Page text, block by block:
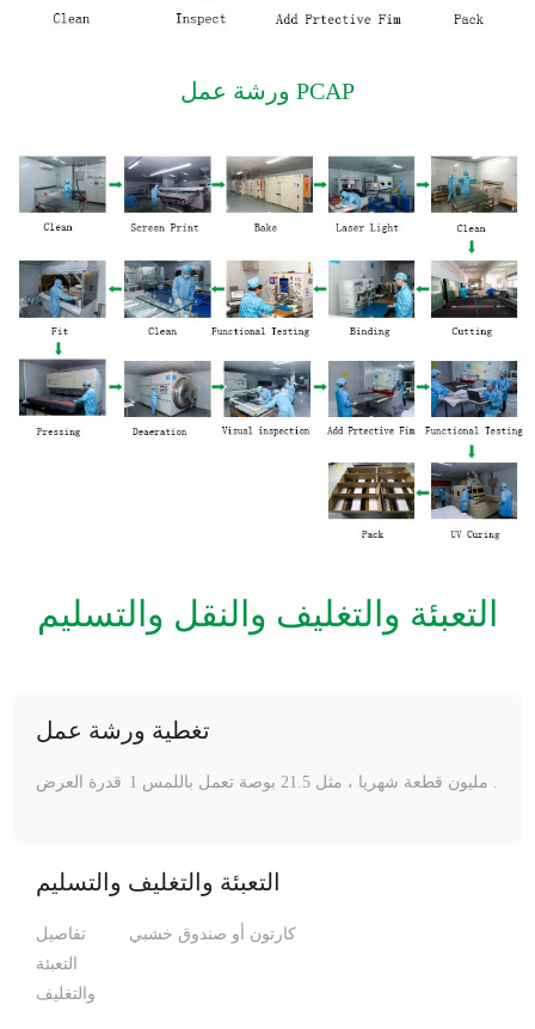
ورشة عمل PCAP
التعبئة والتغليف والنقل والتسليم
تغطية ورشة عمل
قدرة العرض 1 مليون قطعة شهريا ، مثل 21.5 بوصة تعمل باللمس .
التعبئة والتغليف والتسليم
تفاصيل
التعبئة
والتغليف
كارتون أو صندوق خشبي